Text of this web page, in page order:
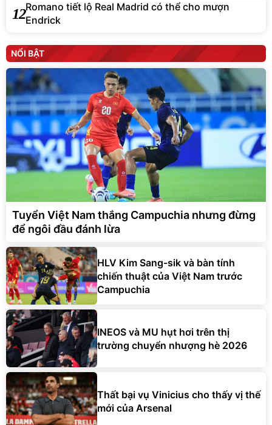
12Romano tiết lộ Real Madrid có thể cho mượn
Endrick
NỔI BẬT
Tuyển Việt Nam thắng Campuchia nhưng đừng
để ngôi đầu đánh lừa
HLV Kim Sang-sik và bàn tính
chiến thuật của Việt Nam trước
Campuchia
INEOS và MU hụt hơi trên thị
trường chuyển nhượng hè 2026
Thất bại vụ Vinicius cho thấy vị thế
mới của Arsenal